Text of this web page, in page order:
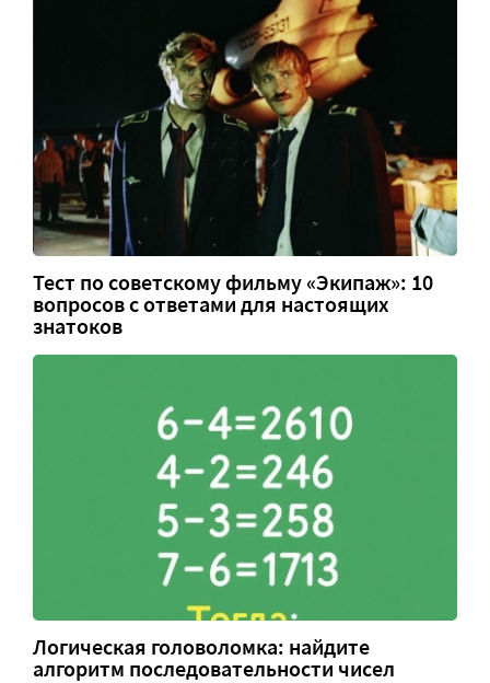
Тест по советскому фильму «Экипаж»: 10
вопросов с ответами для настоящих
знатоков
Логическая головоломка: найдите
алгоритм последовательности чисел